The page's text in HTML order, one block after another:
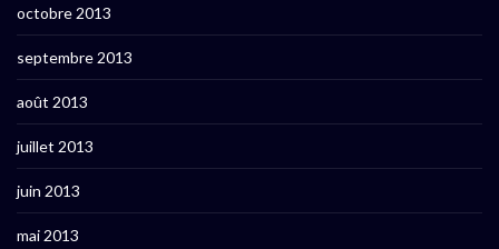
octobre 2013
septembre 2013
août 2013
juillet 2013
juin 2013
mai 2013